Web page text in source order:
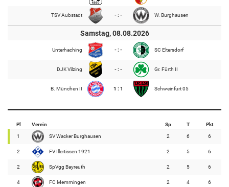
TSV Aubstadt - : - W. Burghausen
Samstag, 08.08.2026
Unterhaching - : - SC Eltersdorf
DJK Vilzing - : - Gr. Fürth II
B. München II 1 : 1 Schweinfurt 05
Pl Verein Sp T Pkt
1 SV Wacker Burghausen 2 6 6
2 FV Illertissen 1921 2 5 6
2 SpVgg Bayreuth 2 5 6
4 FC Memmingen 2 4 6